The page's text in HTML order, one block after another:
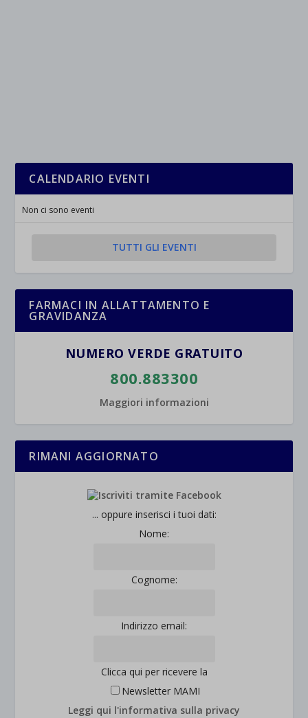
CALENDARIO EVENTI
Non ci sono eventi
TUTTI GLI EVENTI
FARMACI IN ALLATTAMENTO E
GRAVIDANZA
NUMERO VERDE GRATUITO
800.883300
Maggiori informazioni
RIMANI AGGIORNATO
... oppure inserisci i tuoi dati:
Nome:
Cognome:
Indirizzo email:
Clicca qui per ricevere la
Newsletter MAMI
Leggi qui l'informativa sulla privacy